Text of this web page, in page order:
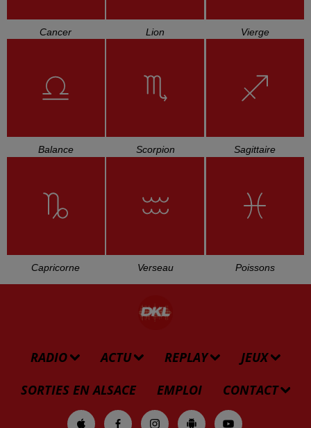
Cancer Lion Vierge
Balance Scorpion Sagittaire
Capricorne Verseau Poissons
RADIO ACTU REPLAY
JEUX
SORTIES EN ALSACE
EMPLOI CONTACT